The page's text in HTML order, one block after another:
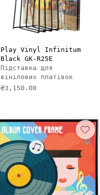
ДОДАТИ В КОШИК
Play Vinyl Infinitum
Black GK-R25E
Підставка для
вінілових платівок
₴3,150.00